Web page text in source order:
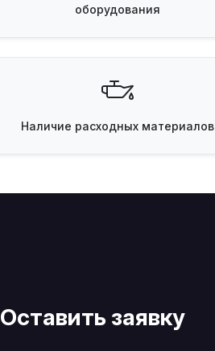
оборудования
Наличие расходных материалов
Оставить заявку